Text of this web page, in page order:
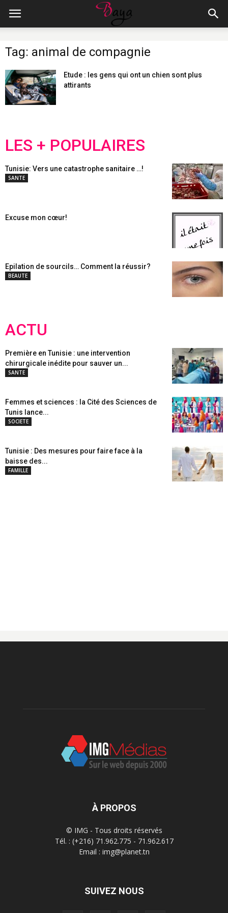
Tag: animal de compagnie
Etude : les gens qui ont un chien sont plus
attirants
LES + POPULAIRES
Tunisie: Vers une catastrophe sanitaire …!
SANTE
Excuse mon cœur!
Epilation de sourcils… Comment la réussir?
BEAUTE
ACTU
Première en Tunisie : une intervention
chirurgicale inédite pour sauver un...
SANTE
Femmes et sciences : la Cité des Sciences de
Tunis lance...
SOCIETE
Tunisie : Des mesures pour faire face à la
baisse des...
FAMILLE
À PROPOS
© IMG - Tous droits réservés
Tél. : (+216) 71.962.775 - 71.962.617
Email : img@planet.tn
SUIVEZ NOUS